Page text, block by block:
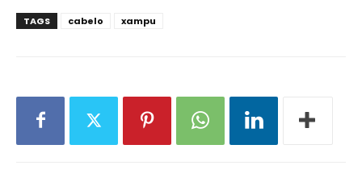
TAGS cabelo xampu